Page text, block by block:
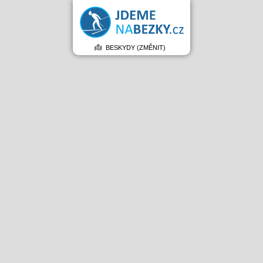
BESKYDY (ZMĚNIT)